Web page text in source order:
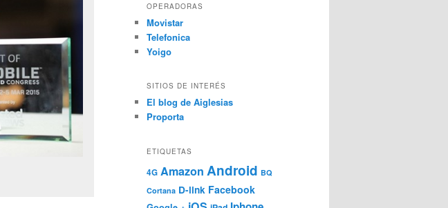
OPERADORAS
Movistar
Telefonica
Yoigo
SITIOS DE INTERÉS
El blog de Aiglesias
Proporta
ETIQUETAS
4G Amazon Android BQ
Cortana D-link Facebook